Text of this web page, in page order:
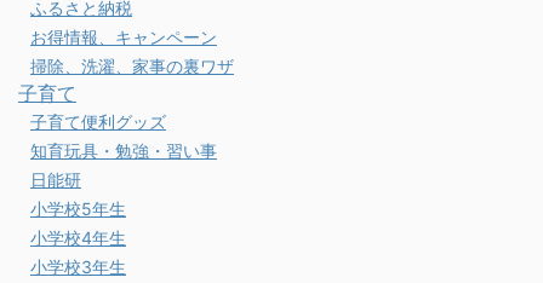
ふるさと納税
お得情報、キャンペーン
掃除、洗濯、家事の裏ワザ
子育て
子育て便利グッズ
知育玩具・勉強・習い事
日能研
小学校5年生
小学校4年生
小学校3年生